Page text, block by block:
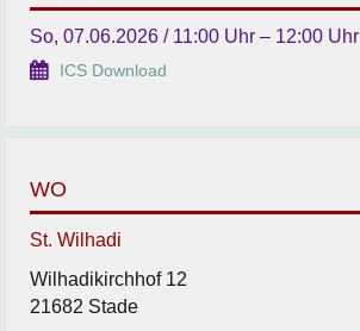
So, 07.06.2026 / 11:00 Uhr – 12:00 Uhr
ICS Download
WO
St. Wilhadi
Wilhadikirchhof 12
21682 Stade